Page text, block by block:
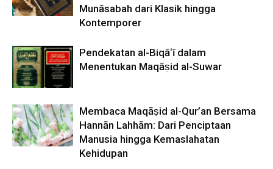
Munāsabah dari Klasik hingga
Kontemporer
Pendekatan al-Biqāʻī dalam
Menentukan Maqāṣid al-Suwar
Membaca Maqāṣid al-Qur’an Bersama
Hannān Lahhām: Dari Penciptaan
Manusia hingga Kemaslahatan
Kehidupan